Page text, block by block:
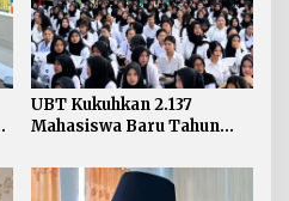
UBT Kukuhkan 2.137
Mahasiswa Baru Tahun